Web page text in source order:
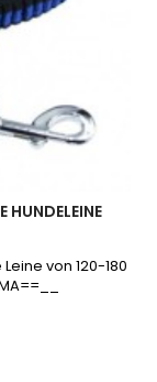
HUNDELEINE
Leine von 120-180